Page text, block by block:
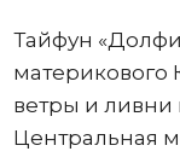
Тайфун
материкового
ветры и ливни
Центральная